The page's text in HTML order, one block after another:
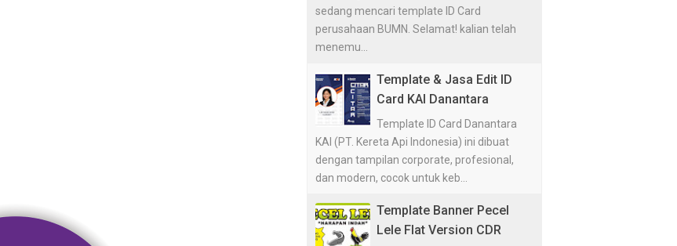
sedang mencari template ID Card
perusahaan BUMN. Selamat! kalian telah
menemu...
Template & Jasa Edit ID
Card KAI Danantara
Template ID Card Danantara
KAI (PT. Kereta Api Indonesia) ini dibuat
dengan tampilan corporate, profesional,
dan modern, cocok untuk keb...
Template Banner Pecel
Lele Flat Version CDR